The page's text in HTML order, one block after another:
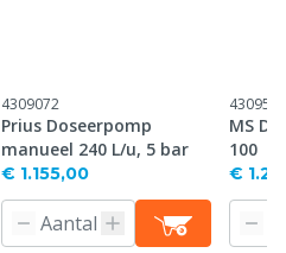
4309072
Prius Doseerpomp
manueel 240 L/u, 5 bar
€ 1.155,00
4309543
MS
100
€